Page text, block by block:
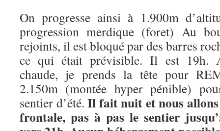
On progresse ainsi à 1.900m
progression merdique (foret) Au
rejoints, il est bloqué par des barres
ce qui était prévisible. Il est 19h.
chaude, je prends la tête pour
2.150m (montée hyper pénible)
sentier d’été.Il fait nuit et nous
frontale, pas à pas le sentier